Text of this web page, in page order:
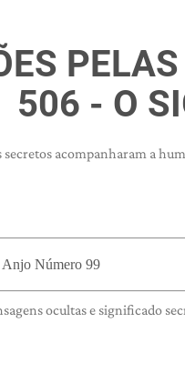
506 - O
secretos acompanharam a
Número 99
ocultas e significado